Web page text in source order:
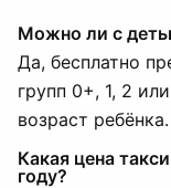
Можно ли с
Да, бесплатно
групп 0+, 1, 2
возраст ребёнка.
Какая цена
году?